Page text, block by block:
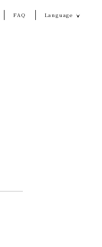
FAQ Language